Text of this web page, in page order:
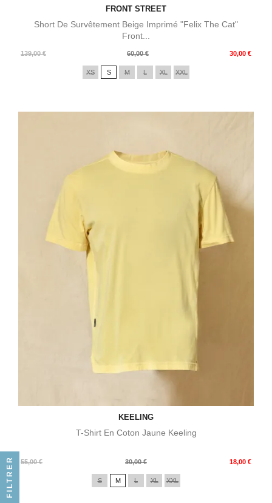
FRONT STREET
Short De Survêtement Beige Imprimé "Felix The Cat"
Front...
139,00 €
Prix
60,00 € 30,00 €
Prix
XS S M L XL XXL
KEELING
T-Shirt En Coton Jaune Keeling
55,00 €
Prix
30,00 € 18,00 €
Prix
S M L XL XXL
FILTRER